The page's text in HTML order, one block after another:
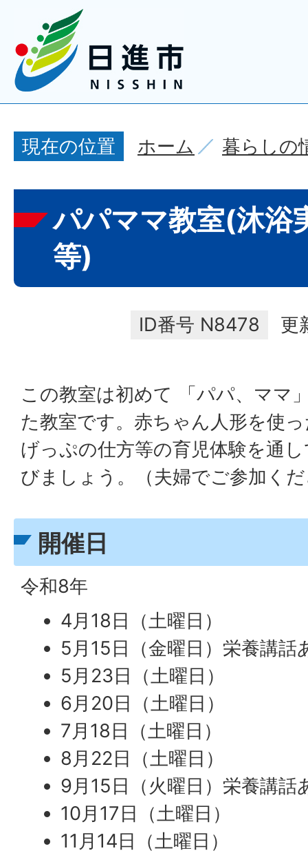
現在の位置 ホーム 暮らしの
パパママ教室(沐浴
等)
ID番号 N8478 更
この教室は初めて 「パパ、ママ
た教室です。赤ちゃん人形を使
げっぷの仕方等の育児体験を通
びましょう。（夫婦でご参加く
開催日
令和8年
4月18日（土曜日）
5月15日（金曜日）栄養講話
5月23日（土曜日）
6月20日（土曜日）
7月18日（土曜日）
8月22日（土曜日）
9月15日（火曜日）栄養講話
10月17日（土曜日）
11月14日（土曜日）